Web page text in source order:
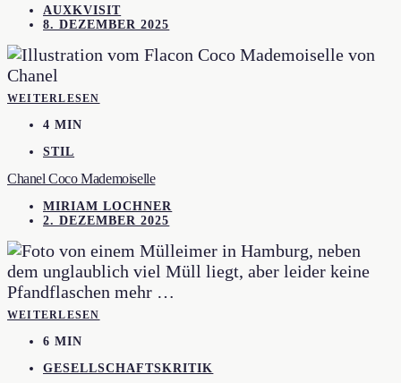
AUXKVISIT
8. DEZEMBER 2025
WEITERLESEN
4 MIN
STIL
Chanel Coco Mademoiselle
MIRIAM LOCHNER
2. DEZEMBER 2025
WEITERLESEN
6 MIN
GESELLSCHAFTSKRITIK